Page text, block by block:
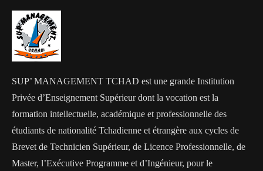
SUP’ MANAGEMENT TCHAD est une grande Institution
Privée d’Enseignement Supérieur dont la vocation est la
formation intellectuelle, académique et professionnelle des
étudiants de nationalité Tchadienne et étrangère aux cycles de
Brevet de Technicien Supérieur, de Licence Professionnelle, de
Master, l’Exécutive Programme et d’Ingénieur, pour le